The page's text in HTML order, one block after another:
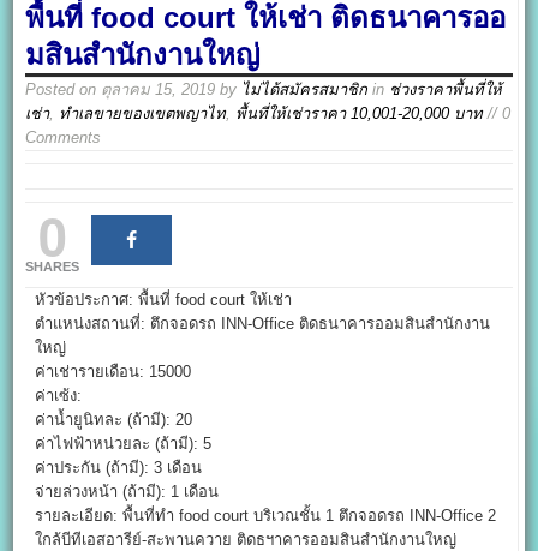
พื้นที่ food court ให้เช่า ติดธนาคารออ
มสินสํานักงานใหญ่
Posted on ตุลาคม 15, 2019 by ไม่ได้สมัครสมาชิก in ช่วงราคาพื้นที่ให้
เช่า, ทำเลขายของเขตพญาไท, พื้นที่ให้เช่าราคา 10,001-20,000 บาท// 0
Comments
0
SHARES
หัวข้อประกาศ: พื้นที่ food court ให้เช่า
ตำแหน่งสถานที่: ตึกจอดรถ INN-Office ติดธนาคารออมสินสํานักงาน
ใหญ่
ค่าเช่ารายเดือน: 15000
ค่าเซ้ง:
ค่าน้ำยูนิทละ (ถ้ามี): 20
ค่าไฟฟ้าหน่วยละ (ถ้ามี): 5
ค่าประกัน (ถ้ามี): 3 เดือน
จ่ายล่วงหน้า (ถ้ามี): 1 เดือน
รายละเอียด: พื้นที่ทํา food court บริเวณชั้น 1 ตึกจอดรถ INN-Office 2
ใกล้บีทีเอสอารีย์-สะพานควาย ติดธฯาคารออมสินสํานักงานใหญ่